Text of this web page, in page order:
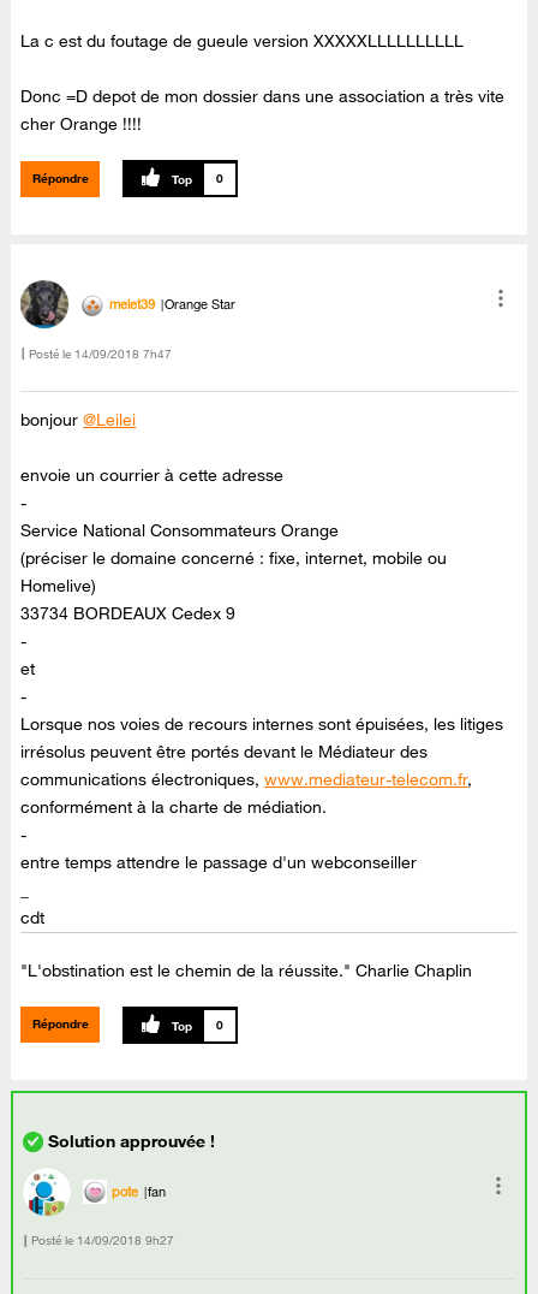
La c est du foutage de gueule version XXXXXLLLLLLLLLL
Donc =D depot de mon dossier dans une association a très vite
cher Orange !!!!
Répondre 0
melet39 Orange Star
Posté le ‎14/09/2018 7h47
bonjour@Leilei
envoie un courrier à cette adresse
-
Service National Consommateurs Orange
(préciser le domaine concerné : fixe, internet, mobile ou
Homelive)
33734 BORDEAUX Cedex 9
-
et
-
Lorsque nos voies de recours internes sont épuisées, les litiges
irrésolus peuvent être portés devant le Médiateur des
communications électroniques,www.mediateur-telecom.fr,
conformément à la charte de médiation.
-
entre temps attendre le passage d'un webconseiller
cdt
"L'obstination est le chemin de la réussite." Charlie Chaplin
Répondre 0
pote fan
Posté le ‎14/09/2018 9h27